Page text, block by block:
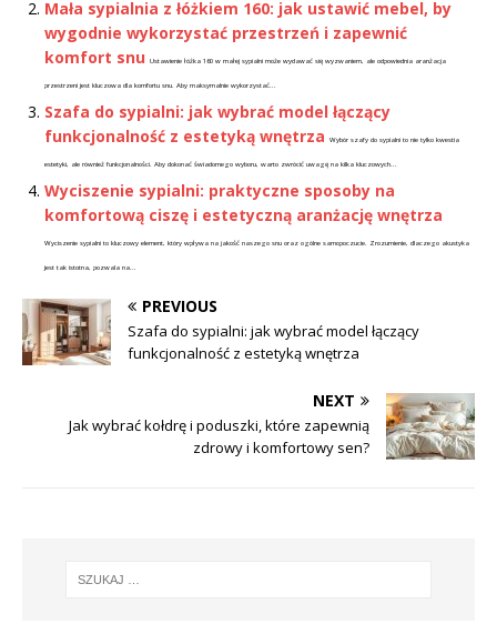
Mała sypialnia z łóżkiem 160: jak ustawić mebel, by
wygodnie wykorzystać przestrzeń i zapewnić
komfort snu
Ustawienie łóżka 160 w małej sypialni może wydawać się wyzwaniem, ale odpowiednia aranżacja
przestrzeni jest kluczowa dla komfortu snu. Aby maksymalnie wykorzystać...
Szafa do sypialni: jak wybrać model łączący
funkcjonalność z estetyką wnętrza
Wybór szafy do sypialni to nie tylko kwestia
estetyki, ale również funkcjonalności. Aby dokonać świadomego wyboru, warto zwrócić uwagę na kilka kluczowych...
Wyciszenie sypialni: praktyczne sposoby na
komfortową ciszę i estetyczną aranżację wnętrza
Wyciszenie sypialni to kluczowy element, który wpływa na jakość naszego snu oraz ogólne samopoczucie. Zrozumienie, dlaczego akustyka
jest tak istotna, pozwala na...
PREVIOUS
Szafa do sypialni: jak wybrać model łączący
funkcjonalność z estetyką wnętrza
NEXT
Jak wybrać kołdrę i poduszki, które zapewnią
zdrowy i komfortowy sen?